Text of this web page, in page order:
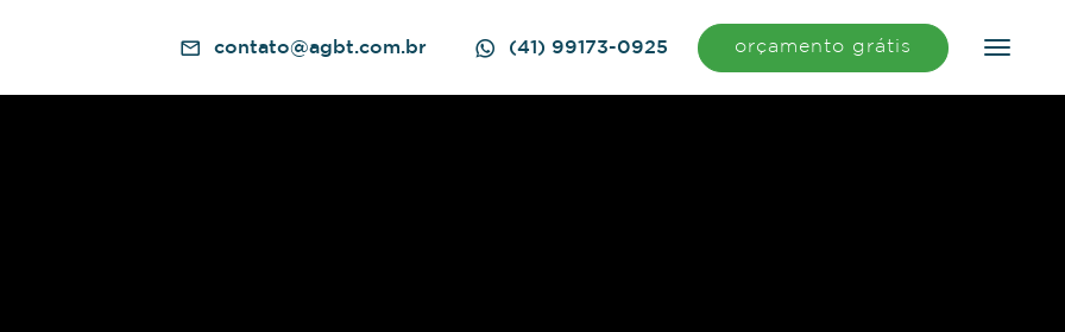
contato@agbt.com.br (41) 99173-0925 orçamento grátis